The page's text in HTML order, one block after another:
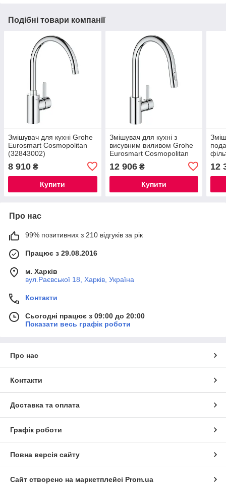
Подібні товари компанії
Змішувач для кухні Grohe
Eurosmart Cosmopolitan
(32843002)
8 910 ₴
Купити
Змішувач для кухні з
висувним виливом Grohe
Eurosmart Cosmopolitan
12 906₴
Купити
12
Про нас
99% позитивних з 210 відгуків за рік
Працює з 29.08.2016
м. Харків
вул.Раєвської 18, Харків, Україна
Контакти
Сьогодні працює з 09:00 до 20:00
Показати весь графік роботи
Про нас
Контакти
Доставка та оплата
Графік роботи
Повна версія сайту
Сайт створено на маркетплейсі Prom.ua